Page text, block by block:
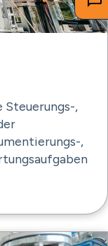
Steuerungs-,
,